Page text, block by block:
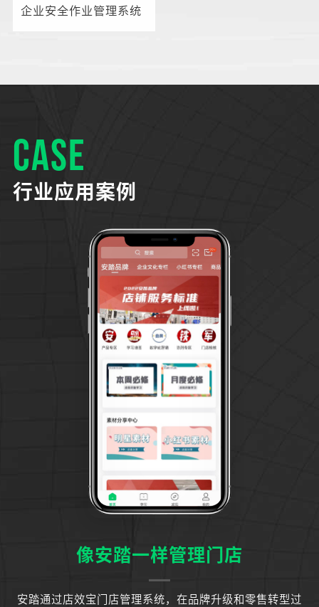
企业安全作业管理系统
CASE
行业应用案例
像安踏一样管理门店
安踏通过店效宝门店管理系统，在品牌升级和零售转型过